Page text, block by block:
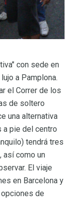
con sede en
a Pamplona.
el Correr de los
de soltero
una alternativa
a pie del centro
tendrá tres
así como un
El viaje
en Barcelona y
de